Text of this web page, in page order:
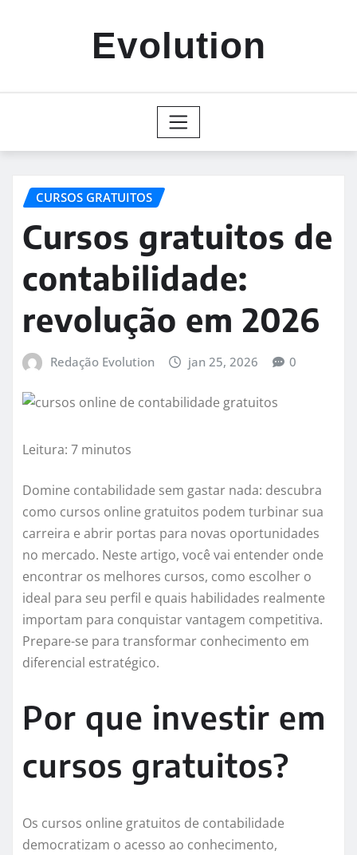
Evolution
CURSOS GRATUITOS
Cursos gratuitos de
contabilidade:
revolução em 2026
Redação Evolution jan 25, 2026 0
Leitura: 7 minutos
Domine contabilidade sem gastar nada: descubra
como cursos online gratuitos podem turbinar sua
carreira e abrir portas para novas oportunidades
no mercado. Neste artigo, você vai entender onde
encontrar os melhores cursos, como escolher o
ideal para seu perfil e quais habilidades realmente
importam para conquistar vantagem competitiva.
Prepare-se para transformar conhecimento em
diferencial estratégico.
Por que investir em
cursos gratuitos?
Os cursos online gratuitos de contabilidade
democratizam o acesso ao conhecimento,